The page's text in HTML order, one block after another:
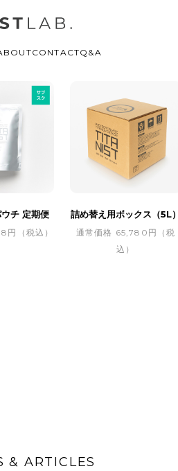
CONTACTQ&A
チ 定期便
円（税込）
詰め替え用ボックス（5L）
通常価格 65,780円（税
込）
& ARTICLES